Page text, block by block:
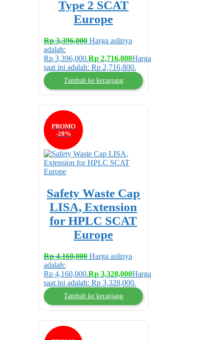
Type 2 SCAT
Europe
Rp3,396,000 Harga aslinya
adalah:
Rp 3,396,000.Rp 2,716,800Harga
saat ini adalah: Rp 2,716,800.
Tambah ke keranjang
PROMO
-20%
Safety Waste Cap
LISA, Extension
for HPLC SCAT
Europe
Rp4,160,000 Harga aslinya
adalah:
Rp 4,160,000.Rp 3,328,000Harga
saat ini adalah: Rp 3,328,000.
Tambah ke keranjang